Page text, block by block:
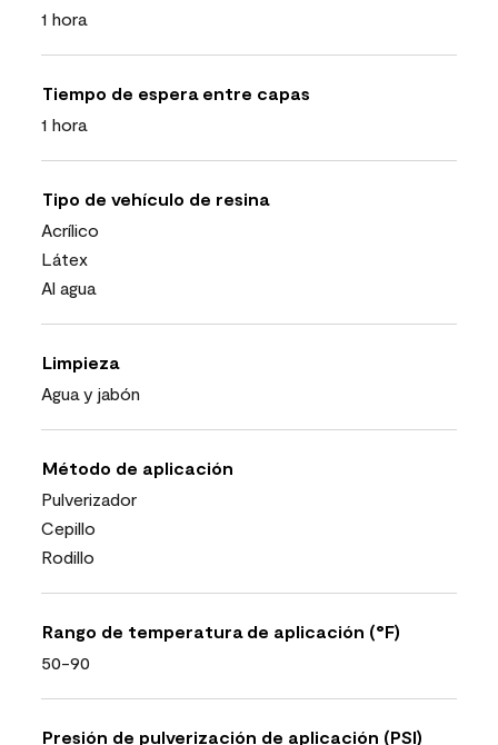
1 hora
Tiempo de espera entre capas
1 hora
Tipo de vehículo de resina
Acrílico
Látex
Al agua
Limpieza
Agua y jabón
Método de aplicación
Pulverizador
Cepillo
Rodillo
Rango de temperatura de aplicación (°F)
50-90
Presión de pulverización de aplicación (PSI)